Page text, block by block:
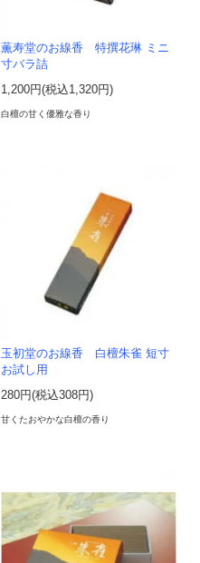
薫寿堂のお線香 特撰花琳 ミニ
寸バラ詰
1,200円(税込1,320円)
白檀の甘く優雅な香り
玉初堂のお線香 白檀朱雀 短寸
お試し用
280円(税込308円)
甘くたおやかな白檀の香り